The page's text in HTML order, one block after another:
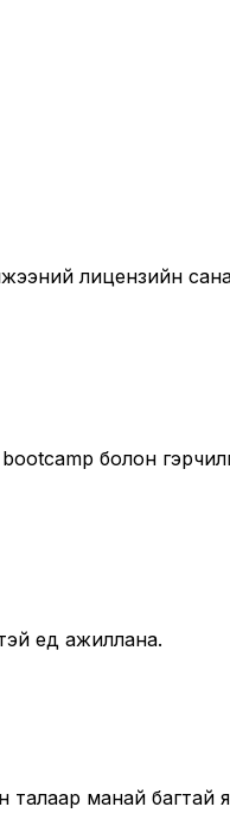
лицензийн
болон
үед ажиллана.
манай багтай